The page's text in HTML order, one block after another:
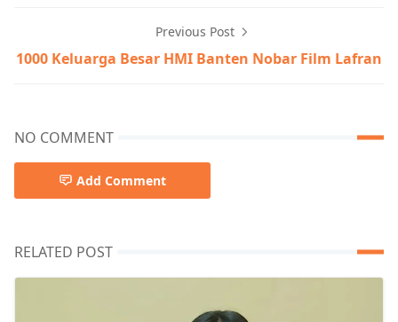
Previous Post
1000 Keluarga Besar HMI Banten Nobar Film Lafran
NO COMMENT
Add Comment
RELATED POST